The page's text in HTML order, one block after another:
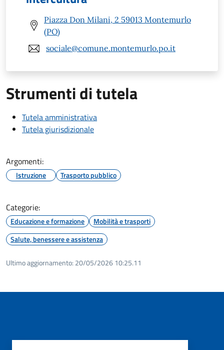
Piazza Don Milani, 2 59013 Montemurlo
(PO)
sociale@comune.montemurlo.po.it
Strumenti di tutela
Tutela amministrativa
Tutela giurisdizionale
Argomenti:
Istruzione Trasporto pubblico
Categorie:
Educazione e formazione
Mobilità e trasporti
Salute, benessere e assistenza
Ultimo aggiornamento: 20/05/2026 10:25.11